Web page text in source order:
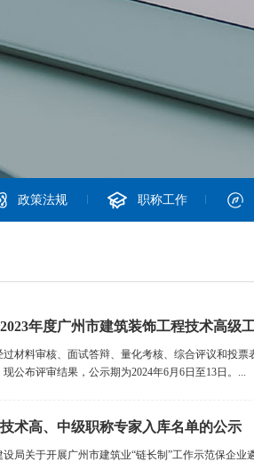
政策法规 职称工作
年度广州市建筑装饰工程技术高级
材料审核、面试答辩、量化考核、综合评议和投
公布评审结果，公示期为2024年6月6日至13日。...
术高、中级职称专家入库名单的公示
局关于开展广州市建筑业“链长制”工作示范保企业